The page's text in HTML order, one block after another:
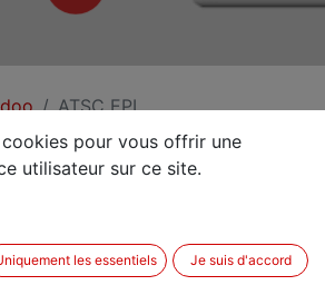
ATSC EPI
l'ERP Odoo pour les fonctions
stocks, site e-
pour vous offrir une
utilisateur sur ce site.
les essentiels Je suis d'accord